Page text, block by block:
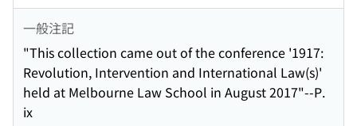
一般注記
"This collection came out of the conference '1917:
Revolution, Intervention and International Law(s)'
held at Melbourne Law School in August 2017"--P.
ix